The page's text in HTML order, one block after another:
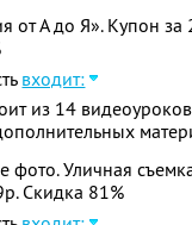
от А до Я». Купон
входит:
из 14
фото. Уличная
Скидка 81%